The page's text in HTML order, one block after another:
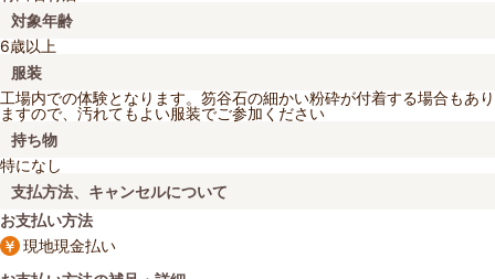
対象年齢
6歳以上
服装
工場内での体験となります。笏谷石の細かい粉砕が付着する場合もあり
ますので、汚れてもよい服装でご参加ください
持ち物
特になし
支払方法、キャンセルについて
お支払い方法
現地現金払い